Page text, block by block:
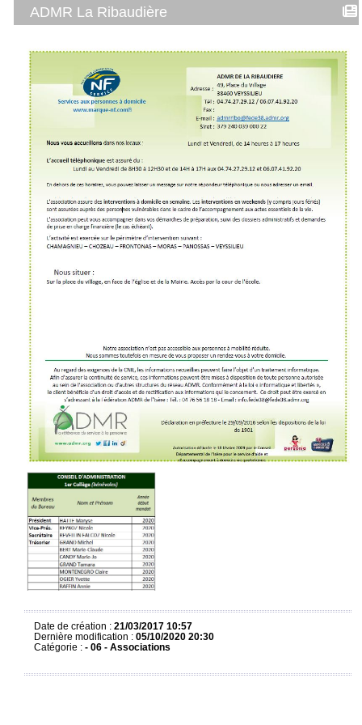
ADMR La Ribaudière
Date de création : 21/03/2017 10:57
Dernière modification : 05/10/2020 20:30
Catégorie : - 06 - Associations